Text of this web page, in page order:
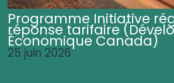
Programme Initiative
réponse tarifaire
Économique Canada)
25 juin 2026